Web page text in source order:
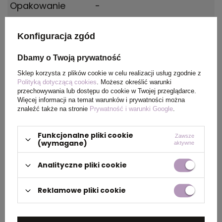
Opakowanie -
ClipbookfILOFAXClassic Pastelsto
terminarze w rozmiarze A5 z notatnikiem, z
wymiennymi wkładami, w miękkiej i elastycznej
okładce z eko-skóry w pastelowych kolorach
- niebieski. To połączenie funkcji klasycznego
notesu z kalendarzem bez ograniczeń
związanych z limitem miejsca lub
przeterminowaniem. Przemyślana konstrukcja
rozszerza się, gdy dodasz więcej stron lub
zmniejsza się, gdy już ich nie potrzebujesz.
Konfiguracja zgód
Dbamy o Twoją prywatność
Sklep korzysta z plików cookie w celu realizacji usług zgodnie z
Polityką dotyczącą cookies. Możesz określić warunki
przechowywania lub dostępu do cookie w Twojej przeglądarce.
Więcej informacji na temat warunków i prywatności można
znaleźć także na stronie Prywatność i warunki Google.
Funkcjonalne pliki cookie
(wymagane)
Zawsze
aktywne
Analityczne pliki cookie
Reklamowe pliki cookie